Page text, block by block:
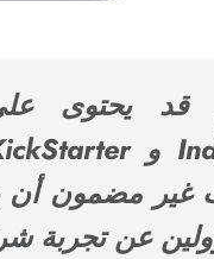
قد يحتوى
مضمون أن
عن تجربة